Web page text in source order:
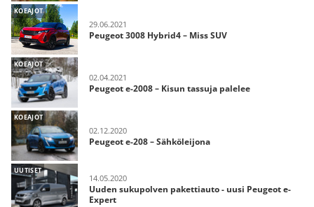
KOEAJOT
29.06.2021
Peugeot 3008 Hybrid4 – Miss SUV
KOEAJOT
02.04.2021
Peugeot e-2008 – Kisun tassuja palelee
KOEAJOT
02.12.2020
Peugeot e-208 – Sähköleijona
UUTISET
14.05.2020
Uuden sukupolven pakettiauto - uusi Peugeot e-
Expert